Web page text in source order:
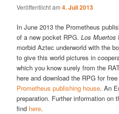
Veröffentlicht am4. Juli 2013
In June 2013 the Prometheus
of a new pocket RPG.Los Muertos
morbid Aztec underworld with the
to give this world pictures in
which you know surely from the
here and download the RPG for
Prometheus publishing house. An
preparation. Further information on
find here.